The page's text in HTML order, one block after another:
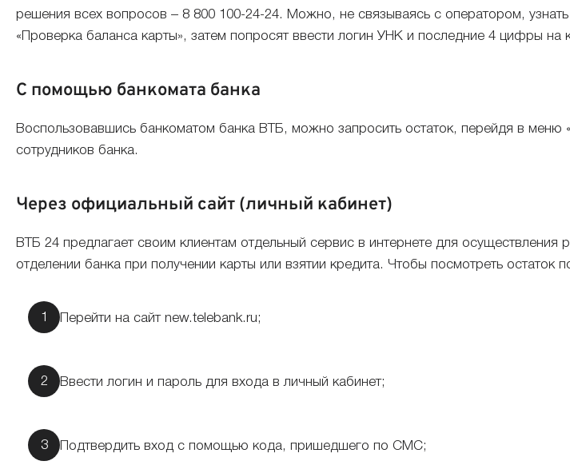
решения всех вопросов – 8 800 100-24-24. Можно, не связываясь с оператором,
«Проверка баланса карты», затем попросят ввести логин УНК и последние 4 цифры
С помощью банкомата банка
Воспользовавшись банкоматом банка ВТБ, можно запросить остаток, перейдя в меню
сотрудников банка.
Через официальный сайт (личный кабинет)
ВТБ 24 предлагает своим клиентам отдельный сервис в интернете для
отделении банка при получении карты или взятии кредита. Чтобы посмотреть остаток
Перейти на сайт new.telebank.ru;
Ввести логин и пароль для входа в личный кабинет;
Подтвердить вход с помощью кода, пришедшего по СМС;